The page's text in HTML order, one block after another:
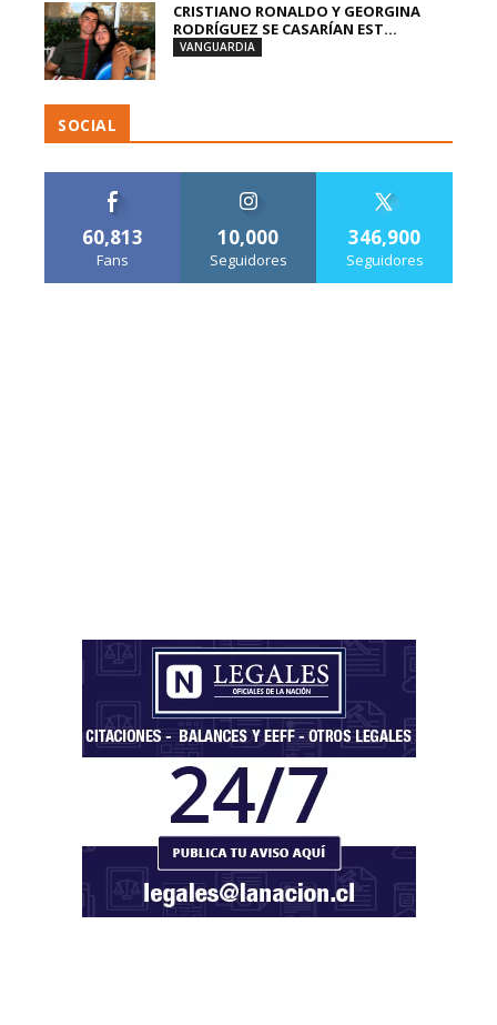
CRISTIANO RONALDO Y GEORGINA
RODRÍGUEZ SE CASARÍAN EST...
VANGUARDIA
SOCIAL
60,813
Fans
10,000
Seguidores
346,900
Seguidores